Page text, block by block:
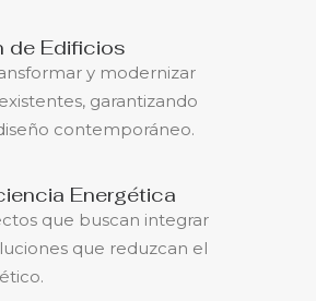
de Edificios
y modernizar
garantizando
contemporáneo.
Energética
que buscan integrar
que reduzcan el